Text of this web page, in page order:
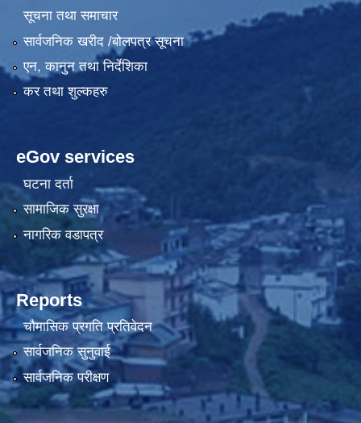
सूचना तथा समाचार
सार्वजनिक खरीद /बोलपत्र सूचना
एन, कानुन तथा निर्देशिका
कर तथा शुल्कहरु
eGov services
घटना दर्ता
सामाजिक सुरक्षा
नागरिक वडापत्र
Reports
चौमासिक प्रगति प्रतिवेदन
सार्वजनिक सुनुवाई
सार्वजनिक परीक्षण